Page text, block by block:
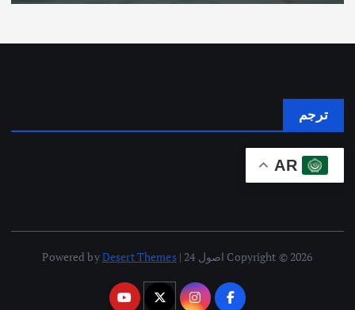
ترجم
AR
Copyright © 2026 اصول 24 | Powered by Desert Themes